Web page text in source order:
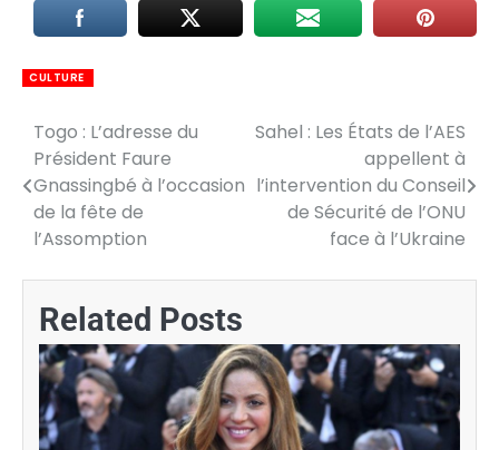
CULTURE
Navigation
de
l’article
Togo : L’adresse du
Président Faure
Gnassingbé à l’occasion
de la fête de
l’Assomption
Sahel : Les États de l’AES
appellent à
l’intervention du Conseil
de Sécurité de l’ONU
face à l’Ukraine
Related Posts